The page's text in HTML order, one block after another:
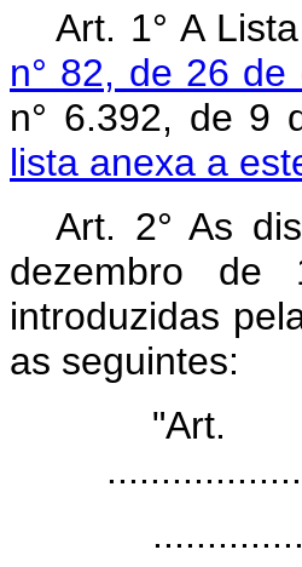
Art. 1° A
n° 82, de 26
n° 6.392, de 9
lista anexa a
Art. 2° As
dezembro de
introduzidas
as seguintes: